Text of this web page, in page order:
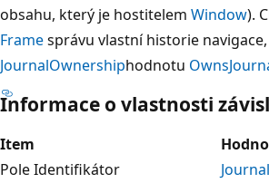
obsahu, který je hostitelem Window).
Framesprávu vlastní historie
JournalOwnershiphodnotu
Informace o vlastnosti
Item
Pole Identifikátor